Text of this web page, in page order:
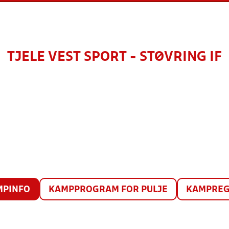
TJELE VEST SPORT - STØVRING IF
KAMPPROGRAM FOR PULJE